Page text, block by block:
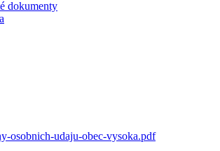
dokumenty
osobnich-udaju-obec-vysoka.pdf